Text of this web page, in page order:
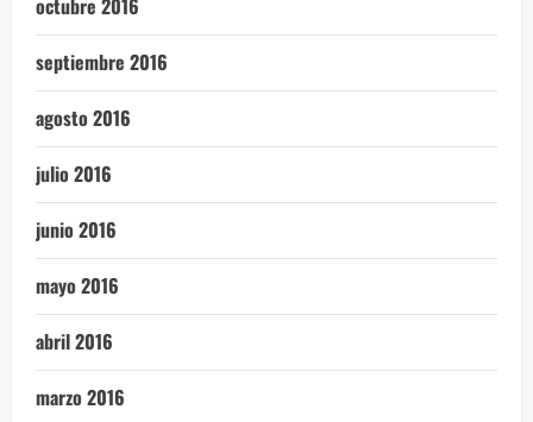
octubre 2016
septiembre 2016
agosto 2016
julio 2016
junio 2016
mayo 2016
abril 2016
marzo 2016